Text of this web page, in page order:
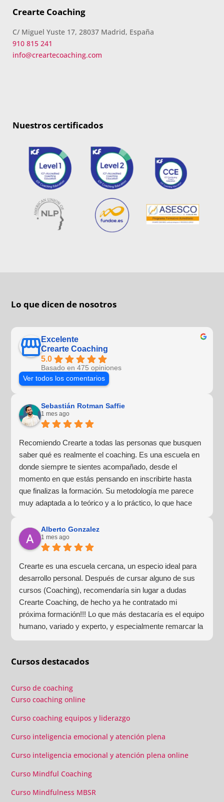
Crearte Coaching
C/ Miguel Yuste 17, 28037 Madrid, España
910 815 241
info@creartecoaching.com
Nuestros certificados
Lo que dicen de nosotros
Excelente
Crearte Coaching
5.0
Basado en 475 opiniones
Ver todos los comentarios
Sebastián Rotman Saffie
1 mes ago
Recomiendo Crearte a todas las personas que busquen
saber qué es realmente el coaching. Es una escuela en
donde siempre te sientes acompañado, desde el
momento en que estás pensando en inscribirte hasta
que finalizas la formación. Su metodología me parece
muy adaptada a lo teórico y a lo práctico, lo que hace
¡Para mí fue una excelente experiencia!
Alberto Gonzalez
1 mes ago
Crearte es una escuela cercana, un especio ideal para
desarrollo personal. Después de cursar alguno de sus
cursos (Coaching), recomendaría sin lugar a dudas
Crearte Coaching, de hecho ya he contratado mi
próxima formación!!! Lo que más destacaría es el equipo
humano, variado y experto, y especialmente remarcar la
añadido con multitud de formaciones, seminarios y
gran liderazgo de Beatriz Ricondo!!!
Cursos destacados
Curso de coaching
Curso coaching online
Curso coaching equipos y liderazgo
Curso inteligencia emocional y atención plena
Curso inteligencia emocional y atención plena online
Curso Mindful Coaching
Curso Mindfulness MBSR